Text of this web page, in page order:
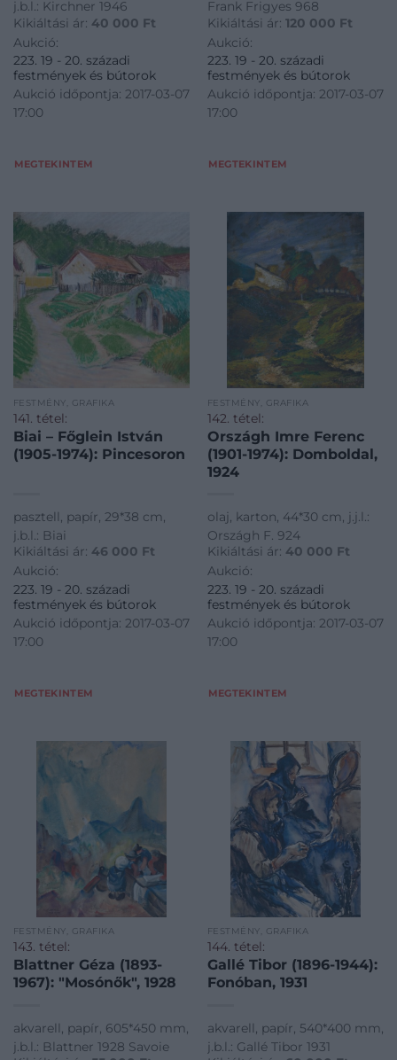
j.b.l.: Kirchner 1946
Kikiáltási ár: 40 000 Ft
Aukció:
223. 19 - 20. századi
festmények és bútorok
Aukció időpontja: 2017-03-07
17:00
MEGTEKINTEM
Frank Frigyes 968
Kikiáltási ár: 120 000 Ft
Aukció:
223. 19 - 20. századi
festmények és bútorok
Aukció időpontja: 2017-03-07
17:00
MEGTEKINTEM
FESTMÉNY, GRAFIKA
141. tétel:
Biai – Főglein István
(1905-1974): Pincesoron
pasztell, papír, 29*38 cm,
j.b.l.: Biai
Kikiáltási ár: 46 000 Ft
Aukció:
223. 19 - 20. századi
festmények és bútorok
Aukció időpontja: 2017-03-07
17:00
MEGTEKINTEM
FESTMÉNY, GRAFIKA
142. tétel:
Országh Imre Ferenc
(1901-1974): Domboldal,
1924
olaj, karton, 44*30 cm, j.j.l.:
Országh F. 924
Kikiáltási ár: 40 000 Ft
Aukció:
223. 19 - 20. századi
festmények és bútorok
Aukció időpontja: 2017-03-07
17:00
MEGTEKINTEM
FESTMÉNY, GRAFIKA
143. tétel:
Blattner Géza (1893-
1967): "Mosónők", 1928
akvarell, papír, 605*450 mm,
j.b.l.: Blattner 1928 Savoie
FESTMÉNY, GRAFIKA
144. tétel:
Gallé Tibor (1896-1944):
Fonóban, 1931
akvarell, papír, 540*400 mm,
j.b.l.: Gallé Tibor 1931